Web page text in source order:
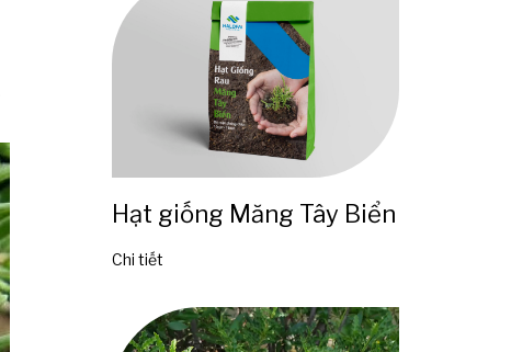
Hạt giống Măng Tây Biển
Chi tiết